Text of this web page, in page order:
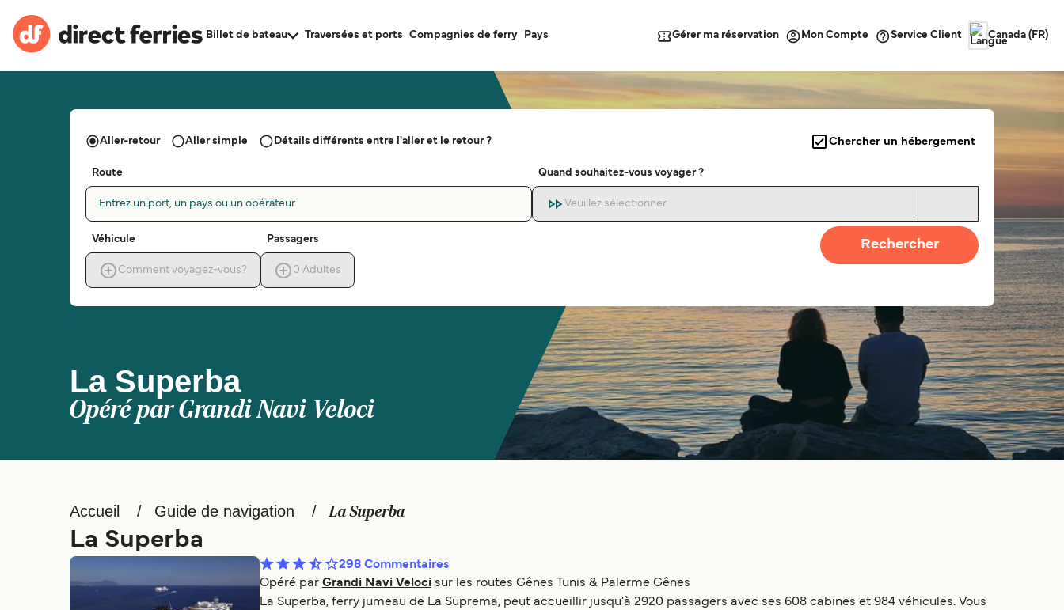
Billet de bateau Traversées et ports Compagnies de ferry Pays Gérer ma réservation Mon Compte Service Client Canada (FR)
La Superba
Opéré parGrandi Navi Veloci
Aller-retour Aller simple Détails différents entre l'aller et le retour ? Chercher un hébergement
Route
Entrez un port, un pays ou un opérateur
Quand souhaitez-vous voyager ?
Veuillez sélectionner
Véhicule
Comment voyagez-vous?
Passagers
0 Adultes
Rechercher
Accueil Guide de navigation La Superba
La Superba
298 Commentaires
Opéré par Grandi Navi Veloci sur les routes Gênes Tunis & Palerme Gênes
La Superba, ferry jumeau de La Suprema, peut accueillir jusqu'à 2920 passagers avec ses 608 cabines et 984 véhicules. Vous